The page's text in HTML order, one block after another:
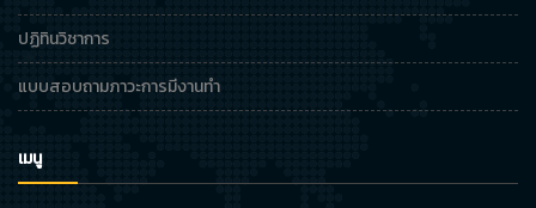
ปฏิทินวิชาการ
แบบสอบถามภาวะการมีงานทำ
เมนู